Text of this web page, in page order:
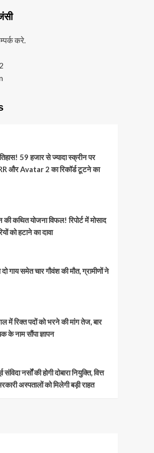
करे.
59 हजार से ज्यादा स्क्रीन पर
और Avatar 2 का रिकॉर्ड टूटने का
की कथित योजना विफल! रिपोर्ट में मोसाद
को हटाने का दावा
गाय समेत चार गौवंश की मौत, ग्रामीणों ने
में रिक्त पदों को भरने की मांग तेज, बार
के नाम सौंपा ज्ञापन
नर्सों की होगी दोबारा नियुक्ति, वित्त
अस्पतालों को मिलेगी बड़ी राहत